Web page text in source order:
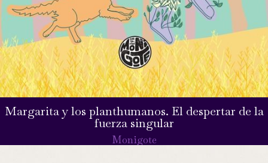
Margarita y los planthumanos. El despertar de la
fuerza singular
Monigote